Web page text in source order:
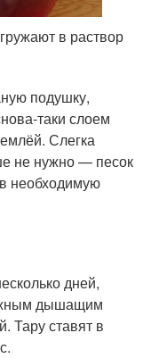
в раствор
подушку,
таки слоем
Слегка
не нужно — песок
необходимую
дней,
дышащим
Тару ставят в